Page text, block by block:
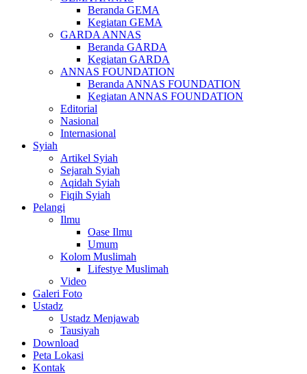
Beranda GEMA
Kegiatan GEMA
GARDA ANNAS
Beranda GARDA
Kegiatan GARDA
ANNAS FOUNDATION
Beranda ANNAS FOUNDATION
Kegiatan ANNAS FOUNDATION
Editorial
Nasional
Internasional
Syiah
Artikel Syiah
Sejarah Syiah
Aqidah Syiah
Fiqih Syiah
Pelangi
Ilmu
Oase Ilmu
Umum
Kolom Muslimah
Lifestye Muslimah
Video
Galeri Foto
Ustadz
Ustadz Menjawab
Tausiyah
Download
Peta Lokasi
Kontak